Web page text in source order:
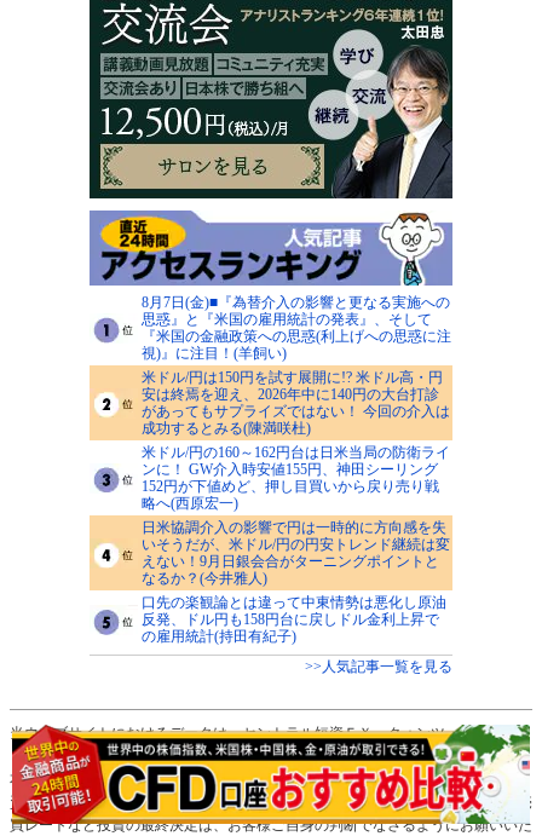
8月7日(金)■『為替介入の影響と更なる実施への
思惑』と『米国の雇用統計の発表』、そして
『米国の金融政策への思惑(利上げへの思惑に注
視)』に注目！(羊飼い)
米ドル/円は150円を試す展開に!? 米ドル高・円
安は終焉を迎え、2026年中に140円の大台打診
があってもサプライズではない！ 今回の介入は
成功するとみる(陳満咲杜)
米ドル/円の160～162円台は日米当局の防衛ライ
ンに！ GW介入時安値155円、神田シーリング
152円が下値めど、押し目買いから戻り売り戦
略へ(西原宏一)
日米協調介入の影響で円は一時的に方向感を失
いそうだが、米ドル/円の円安トレンド継続は変
えない！9月日銀会合がターニングポイントと
なるか？(今井雅人)
口先の楽観論とは違って中東情勢は悪化し原油
反発、ドル円も158円台に戻しドル金利上昇で
の雇用統計(持田有紀子)
>>人気記事一覧を見る
当ウェブサイトにおけるデータは、セントラル短資ＦＸ、クォンツ・リサーチ、
ＤＺＨフィナンシャルリサーチ、フィスコから情報の提供を受けております。
本ウェブサイト「ザイFX！」は、情報の提供を目的として運営しており、投
資、その他の行動を勧誘する目的では運営しておりません。通貨ペアの選択、売
買レートなど投資の最終決定は、お客様ご自身の判断でなさるようにお願いいた